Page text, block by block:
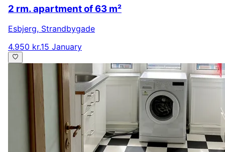
2 rm. apartment of 63 m²
Esbjerg, Strandbygade
4.950 kr.15 January